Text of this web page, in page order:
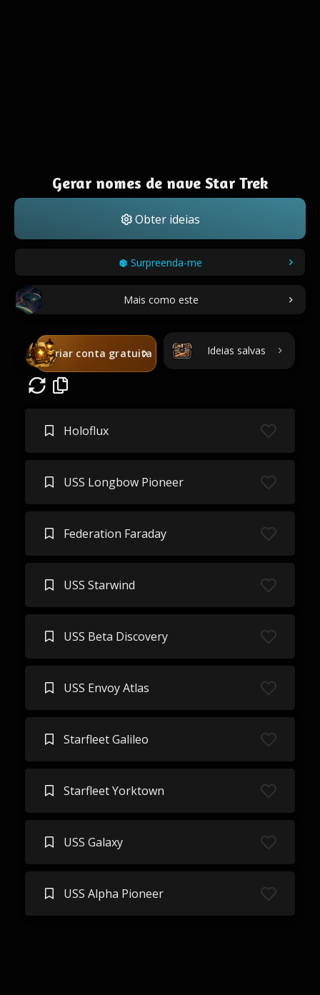
Gerar nomes de nave Star Trek
Obter ideias
Surpreenda-me
Mais como este
Criar conta gratuita Ideias salvas
Holoflux
USS Longbow Pioneer
Federation Faraday
USS Starwind
USS Beta Discovery
USS Envoy Atlas
Starfleet Galileo
Starfleet Yorktown
USS Galaxy
USS Alpha Pioneer